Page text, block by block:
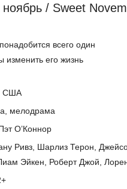
/ Sweet
всего один
изменить его жизнь
США
мелодрама
О’Коннор
Ривз Шарлиз Терон
Эйкен Роберт Джой